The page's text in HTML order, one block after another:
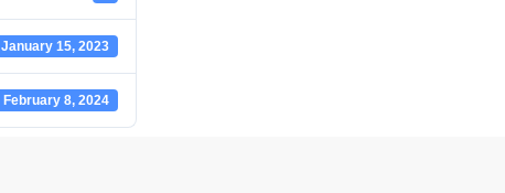
January 15, 2023
February 8, 2024